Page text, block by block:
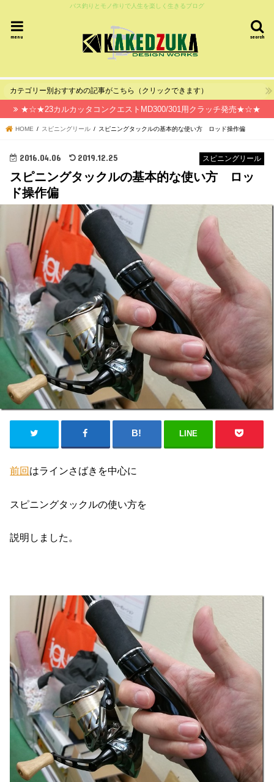
バス釣りとモノ作りで人生を楽しく生きるブログ
search
menu
カテゴリー別おすすめの記事がこちら（クリックできます）
★☆★23カルカッタコンクエストMD300/301用クラッチ発売★☆★
HOME スピニングリール スピニングタックルの基本的な使い方 ロッド操作偏
スピニングリール
2016.04.06 2019.12.25
スピニングタックルの基本的な使い方 ロッ
ド操作偏
LINE
前回はラインさばきを中心に
スピニングタックルの使い方を
説明しました。